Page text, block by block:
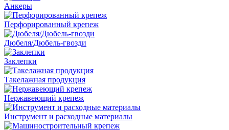
Анкеры
Перфорированный крепеж
Дюбеля/Дюбель-гвозди
Заклепки
Такелажная продукция
Нержавеющий крепеж
Инструмент и расходные материалы